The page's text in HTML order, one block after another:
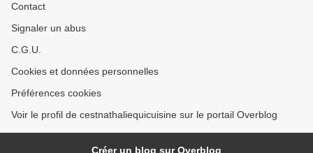
Contact
Signaler un abus
C.G.U.
Cookies et données personnelles
Préférences cookies
Voir le profil de cestnathaliequicuisine sur le portail Overblog
Créer un blog sur Overblog